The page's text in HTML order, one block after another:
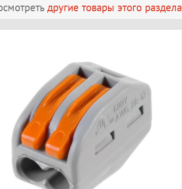
другие товары этого раздела